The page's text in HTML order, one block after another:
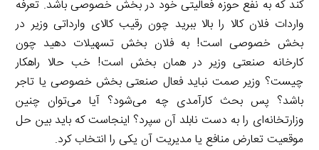
کند که به نفع حوزه فعالیتی خود در بخش خصوصی باشد. تعرفه
واردات فلان کالا را بالا ببرید چون رقیب کالای وارداتی وزیر در
بخش خصوصی است! به فلان بخش تسهیلات دهید چون
کارخانه صنعتی وزیر در همان بخش است! خب حالا راهکار
چیست؟ وزیر صمت نباید فعال صنعتی بخش خصوصی یا تاجر
باشد؟ پس بحث کارآمدی چه می‌شود؟ آیا می‌توان چنین
وزارتخانه‌ای را به دست نابلد آن سپرد؟ اینجاست که باید بین حل
موقعیت تعارض منافع یا مدیریت آن یکی را انتخاب کرد.